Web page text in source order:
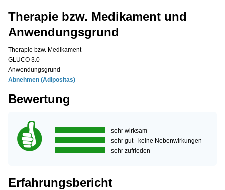
Therapie bzw. Medikament und
Anwendungsgrund
Therapie bzw. Medikament
GLUCO 3.0
Anwendungsgrund
Abnehmen (Adipositas)
Bewertung
sehr wirksam
sehr gut - keine Nebenwirkungen
sehr zufrieden
Erfahrungsbericht